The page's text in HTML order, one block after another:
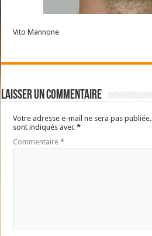
Vito Mannone
Laisser un commentaire
Votre adresse e-mail ne sera pas publiée.
sont indiqués avec*
Commentaire*